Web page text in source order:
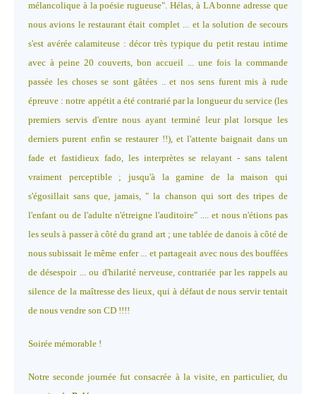
mélancolique à la poésie rugueuse". Hélas, à LA bonne adresse que
nous avions le restaurant était complet ... et la solution de secours
s'est avérée calamiteuse : décor très typique du petit restau intime
avec à peine 20 couverts, bon accueil ... une fois la commande
passée les choses se sont gâtées .. et nos sens furent mis à rude
épreuve : notre appétit a été contrarié par la longueur du service (les
premiers servis d'entre nous ayant terminé leur plat lorsque les
derniers purent enfin se restaurer !!), et l'attente baignait dans un
fade et fastidieux fado, les interprètes se relayant - sans talent
vraiment perceptible ; jusqu'à la gamine de la maison qui
s'égosillait sans que, jamais, " la chanson qui sort des tripes de
l'enfant ou de l'adulte n'étreigne l'auditoire" .... et nous n'étions pas
les seuls à passer à côté du grand art ; une tablée de danois à côté de
nous subissait le même enfer ... et partageait avec nous des bouffées
de désespoir ... ou d'hilarité nerveuse, contrariée par les rappels au
silence de la maîtresse des lieux, qui à défaut de nous servir tentait
de nous vendre son CD !!!!
Soirée mémorable !
Notre seconde journée fut consacrée à la visite, en particulier, du